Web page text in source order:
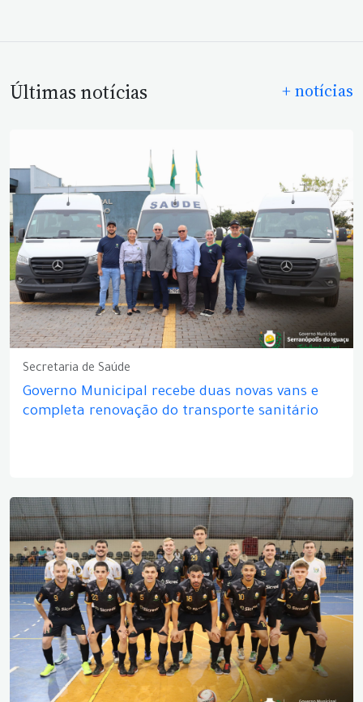
Últimas notícias + notícias
Secretaria de Saúde
Governo Municipal recebe duas novas vans e
completa renovação do transporte sanitário